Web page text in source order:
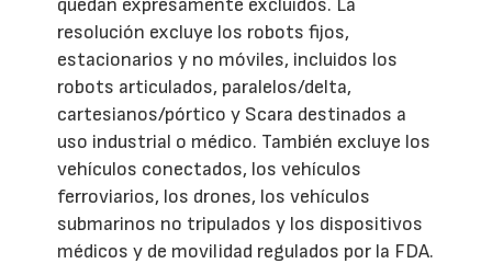
resolución excluye los robots fijos,
estacionarios y no móviles, incluidos los
robots articulados, paralelos/delta,
cartesianos/pórtico y Scara destinados a
uso industrial o médico. También excluye los
vehículos conectados, los vehículos
ferroviarios, los drones, los vehículos
submarinos no tripulados y los dispositivos
médicos y de movilidad regulados por la FDA.